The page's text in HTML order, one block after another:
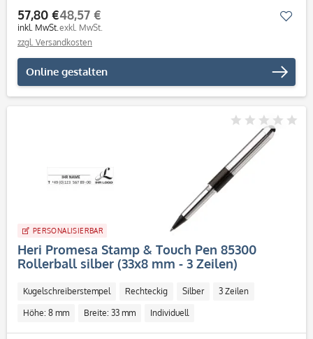
57,80 €
inkl. MwSt.
48,57 €
exkl. MwSt.
zzgl. Versandkosten
Online gestalten
PERSONALISIERBAR
Heri Promesa Stamp & Touch Pen 85300
Rollerball silber (33x8 mm - 3 Zeilen)
Kugelschreiberstempel Rechteckig Silber 3 Zeilen
Höhe: 8 mm Breite: 33 mm Individuell